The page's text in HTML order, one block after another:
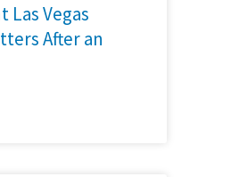
Las Vegas
After an